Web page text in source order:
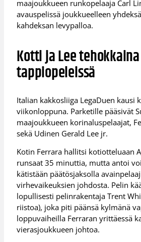
maajoukkueen runkopelaaja Carl
avauspelissä joukkueelleen
kahdeksan levypalloa.
Kotti ja Lee tehokkaina
tappiopeleissä
Italian kakkosliiga LegaDuen kausi
viikonloppuna. Parketille pääsivät
maajoukkueen korinaluspelaajat,
sekä Udinen Gerald Lee jr.
Kotin Ferrara hallitsi kotiotteluaan
runsaat 35 minuttia, mutta antoi
kätistään päätösjaksolla
virhevaikeuksien johdosta. Pelin
lopullisesti pelinrakentaja Trent
riistoa), joka piti päänsä kylmänä
loppuvaiheilla Ferraran yrittäessä
vierasjoukkueen johtoa.